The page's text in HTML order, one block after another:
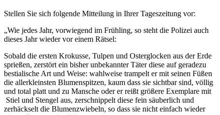
Stellen Sie sich folgende Mitteilung in Ihrer Tageszeitung vor:
„Wie jedes Jahr, vorwiegend im Frühling, so steht die Polizei auch
dieses Jahr wieder vor einem Rätsel:
Sobald die ersten Krokusse, Tulpen und Osterglocken aus der Erde
sprießen, zerstört ein bisher unbekannter Täter diese auf geradezu
bestialische Art und Weise: wahlweise trampelt er mit seinen Füßen
die allerkleinsten Blumenspitzen, kaum dass sie sichtbar sind, völlig
und total platt und zu Mansche oder er reißt größere Exemplare mit
Stiel und Stengel aus, zerschnippelt diese fein säuberlich und
zerhäckselt die Blumenzwiebeln, so dass sie nicht einfach wieder